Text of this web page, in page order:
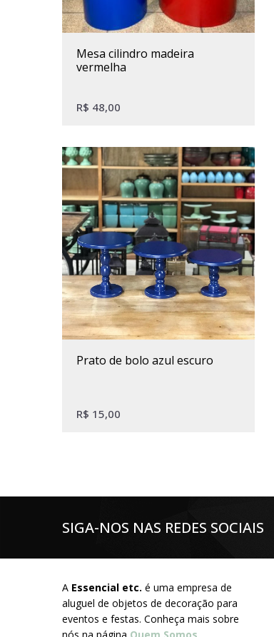
mesa cilindro madeira
vermelha
R$ 48,00
prato de bolo azul escuro
R$ 15,00
SIGA-NOS NAS REDES SOCIAIS
A Essencial etc. é uma empresa de
aluguel de objetos de decoração para
eventos e festas. Conheça mais sobre
nós na página Quem Somos